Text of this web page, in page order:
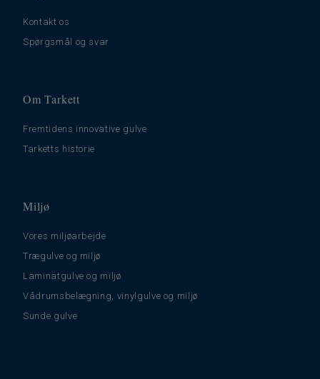
Kontakt os
Spørgsmål og svar
Om Tarkett
Fremtidens innovative gulve
Tarketts historie
Miljø
Vores miljøarbejde
Trægulve og miljø
Laminatgulve og miljø
Vådrumsbelægning, vinylgulve og miljø
Sunde gulve